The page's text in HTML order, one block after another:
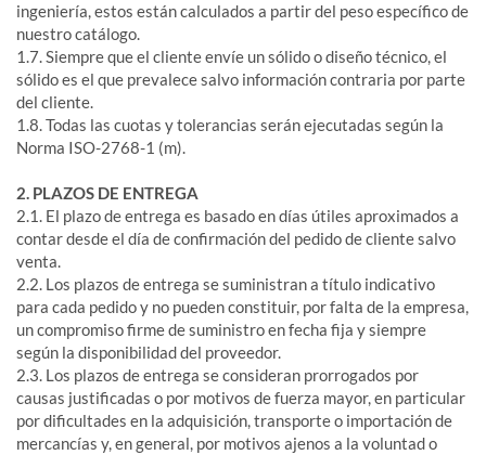
ingeniería, estos están calculados a partir del peso específico de
nuestro catálogo.
1.7. Siempre que el cliente envíe un sólido o diseño técnico, el
sólido es el que prevalece salvo información contraria por parte
del cliente.
1.8. Todas las cuotas y tolerancias serán ejecutadas según la
Norma ISO-2768-1 (m).
2. PLAZOS DE ENTREGA
2.1. El plazo de entrega es basado en días útiles aproximados a
contar desde el día de confirmación del pedido de cliente salvo
venta.
2.2. Los plazos de entrega se suministran a título indicativo
para cada pedido y no pueden constituir, por falta de la empresa,
un compromiso firme de suministro en fecha fija y siempre
según la disponibilidad del proveedor.
2.3. Los plazos de entrega se consideran prorrogados por
causas justificadas o por motivos de fuerza mayor, en particular
por dificultades en la adquisición, transporte o importación de
mercancías y, en general, por motivos ajenos a la voluntad o